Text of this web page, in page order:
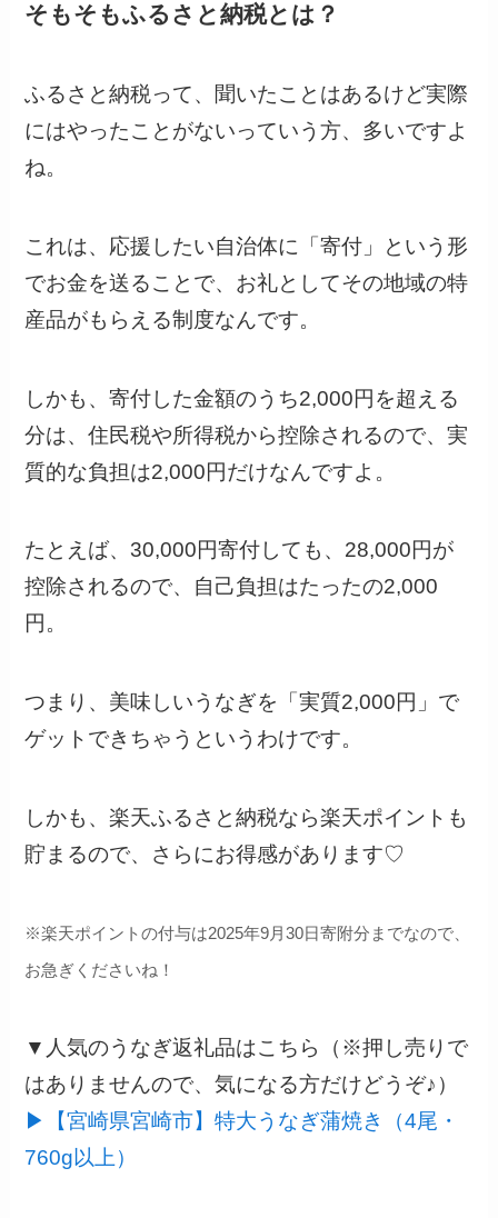
そもそもふるさと納税とは？
ふるさと納税って、聞いたことはあるけど実際
にはやったことがないっていう方、多いですよ
ね。
これは、応援したい自治体に「寄付」という形
でお金を送ることで、お礼としてその地域の特
産品がもらえる制度なんです。
しかも、寄付した金額のうち2,000円を超える
分は、住民税や所得税から控除されるので、実
質的な負担は2,000円だけなんですよ。
たとえば、30,000円寄付しても、28,000円が
控除されるので、自己負担はたったの2,000
円。
つまり、美味しいうなぎを「実質2,000円」で
ゲットできちゃうというわけです。
しかも、楽天ふるさと納税なら楽天ポイントも
貯まるので、さらにお得感があります♡
※楽天ポイントの付与は2025年9月30日寄附分までなので、
お急ぎくださいね！
▼人気のうなぎ返礼品はこちら（※押し売りで
はありませんので、気になる方だけどうぞ♪）
▶【宮崎県宮崎市】特大うなぎ蒲焼き（4尾・
760g以上）